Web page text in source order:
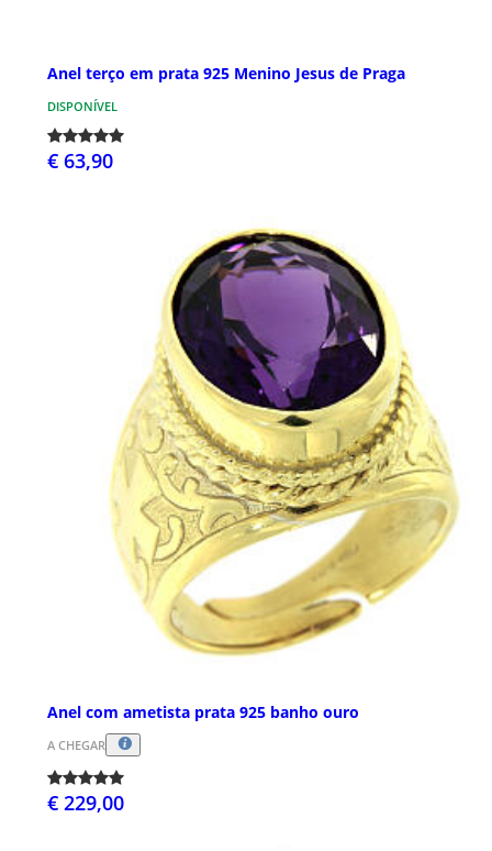
Anel terço em prata 925 Menino Jesus de Praga
DISPONÍVEL
€ 63,90
Anel com ametista prata 925 banho ouro
A CHEGAR
€ 229,00